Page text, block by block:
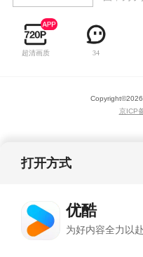
克服各
情、爱与
超清画质 34
Copyright©2026
京ICP
打开方式
优酷
为好内容全力以赴